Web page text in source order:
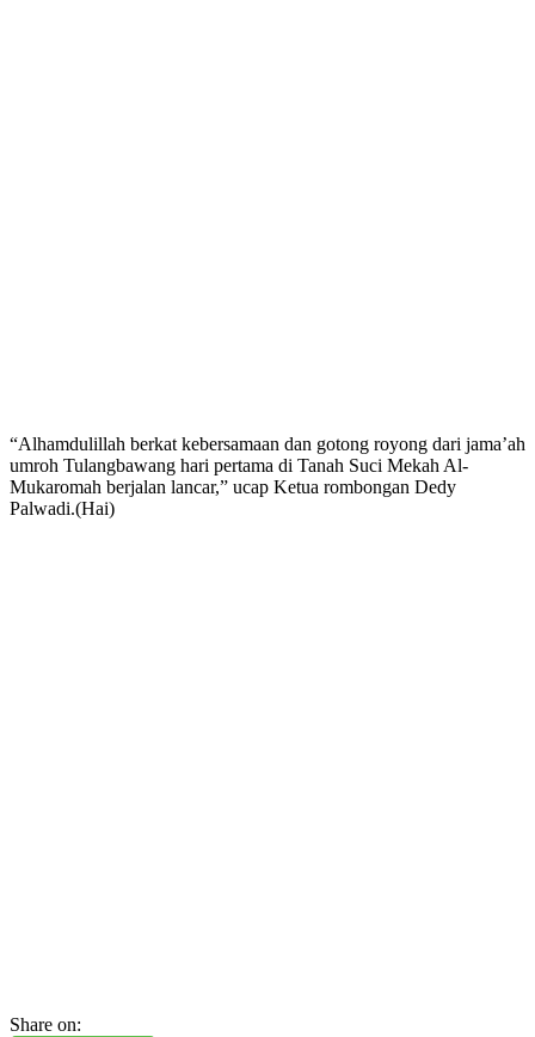
“Alhamdulillah berkat kebersamaan dan gotong royong dari jama’ah
umroh Tulangbawang hari pertama di Tanah Suci Mekah Al-
Mukaromah berjalan lancar,” ucap Ketua rombongan Dedy
Palwadi.(Hai)
Share on: